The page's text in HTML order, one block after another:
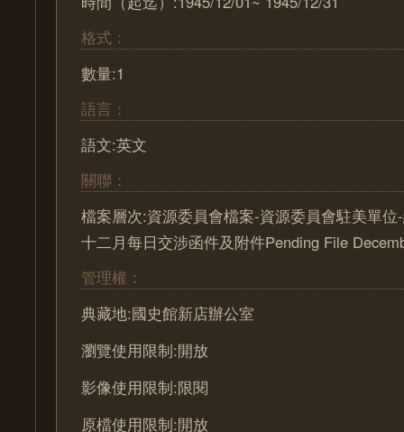
格式：
數量:1
語言：
語文:英文
關聯：
檔案層次:資源委員會檔案-資源委員會駐美單
十二月每日交涉函件及附件Pending File
管理權：
典藏地:國史館新店辦公室
瀏覽使用限制:開放
影像使用限制:限閱
原檔使用限制:開放